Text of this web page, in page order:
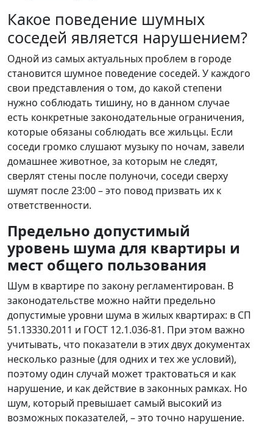
Какое поведение шумных
соседей является нарушением?
Одной из самых актуальных проблем в городе
становится шумное поведение соседей. У каждого
свои представления о том, до какой степени
нужно соблюдать тишину, но в данном случае
есть конкретные законодательные ограничения,
которые обязаны соблюдать все жильцы. Если
соседи громко слушают музыку по ночам, завели
домашнее животное, за которым не следят,
сверлят стены после полуночи, соседи сверху
шумят после 23:00 – это повод призвать их к
ответственности.
Предельно допустимый
уровень шума для квартиры и
мест общего пользования
Шум в квартире по закону регламентирован. В
законодательстве можно найти предельно
допустимые уровни шума в жилых квартирах: в СП
51.13330.2011 и ГОСТ 12.1.036-81. При этом важно
учитывать, что показатели в этих двух документах
несколько разные (для одних и тех же условий),
поэтому один случай может трактоваться и как
нарушение, и как действие в законных рамках. Но
шум, который превышает самый высокий из
возможных показателей, – это точно нарушение.